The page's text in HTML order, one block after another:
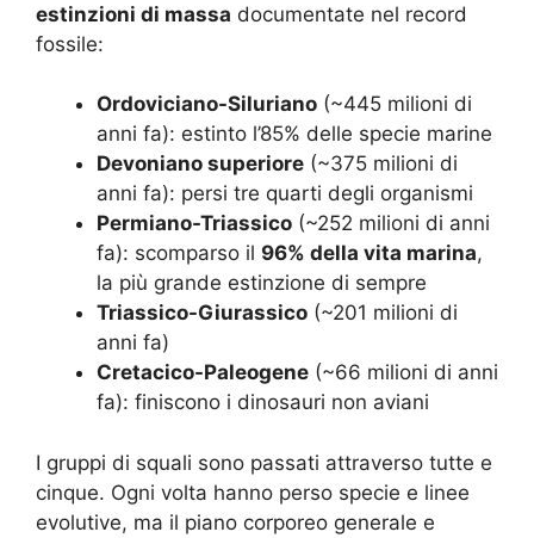
estinzioni di massa documentate nel record
fossile:
Ordoviciano-Siluriano (~445 milioni di
anni fa): estinto l’85% delle specie marine
Devoniano superiore (~375 milioni di
anni fa): persi tre quarti degli organismi
Permiano-Triassico (~252 milioni di anni
fa): scomparso il 96% della vita marina,
la più grande estinzione di sempre
Triassico-Giurassico (~201 milioni di
anni fa)
Cretacico-Paleogene (~66 milioni di anni
fa): finiscono i dinosauri non aviani
I gruppi di squali sono passati attraverso tutte e
cinque. Ogni volta hanno perso specie e linee
evolutive, ma il piano corporeo generale e